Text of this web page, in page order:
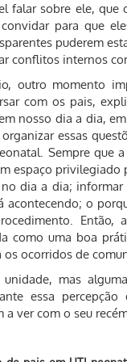
falar sobre ele,
para que
puderem
conflitos internos
outro momento
com os pais,
nosso dia a dia,
essas
Sempre que
espaço
dia a dia;
acontecendo; o
Então,
como uma boa
ocorridos de
mas
essa
ver com o seu